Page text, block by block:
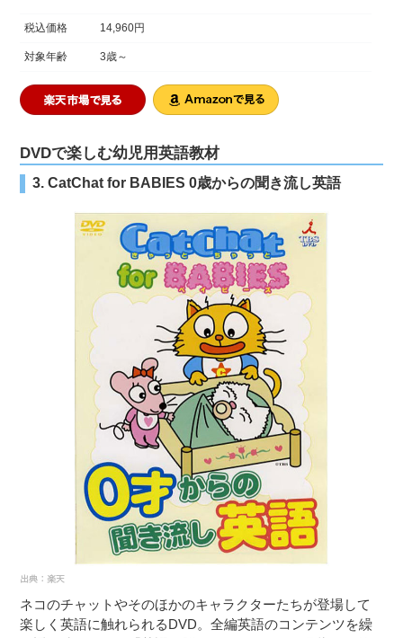
税込価格 14,960円
対象年齢 3歳～
DVDで楽しむ幼児用英語教材
3. CatChat for BABIES 0歳からの聞き流し英語
ネコのチャットやそのほかのキャラクターたちが登場して
楽しく英語に触れられるDVD。全編英語のコンテンツを繰